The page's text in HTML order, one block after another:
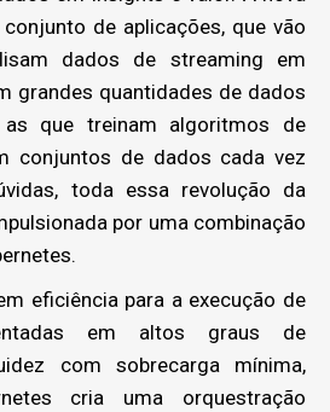
de aplicações, que vão
dados de streaming em
grandes quantidades de dados
as que treinam algoritmos de
conjuntos de dados cada vez
toda essa revolução da
por uma combinação
eficiência para a execução de
em altos graus de
com sobrecarga mínima,
cria uma orquestração